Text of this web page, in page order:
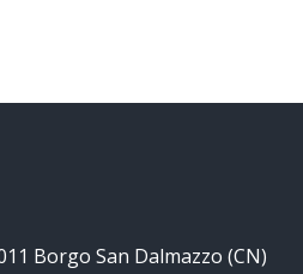
Borgo San Dalmazzo (CN)